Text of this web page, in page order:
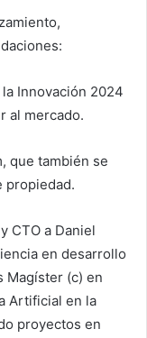
Innovación 2024
al mercado.
que también se
propiedad.
CTO a Daniel
en desarrollo
Magíster (c) en
Artificial en la
proyectos en